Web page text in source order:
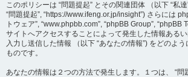
このポリシーは “問題提起” とその関連団体 （以下 “私達
“問題提起”, “https://www.ifeng.or.jp/insight”) さらには
トウェア”, “www.phpbb.com”, “phpBB Group”, “phpBB
サイトへアクセスすることによって発生した情報ある
入力し送信した情報 （以下 “あなたの情報”) をどのよ
ものです。
あなたの情報は２つの方法で発生します。１つは、 “問